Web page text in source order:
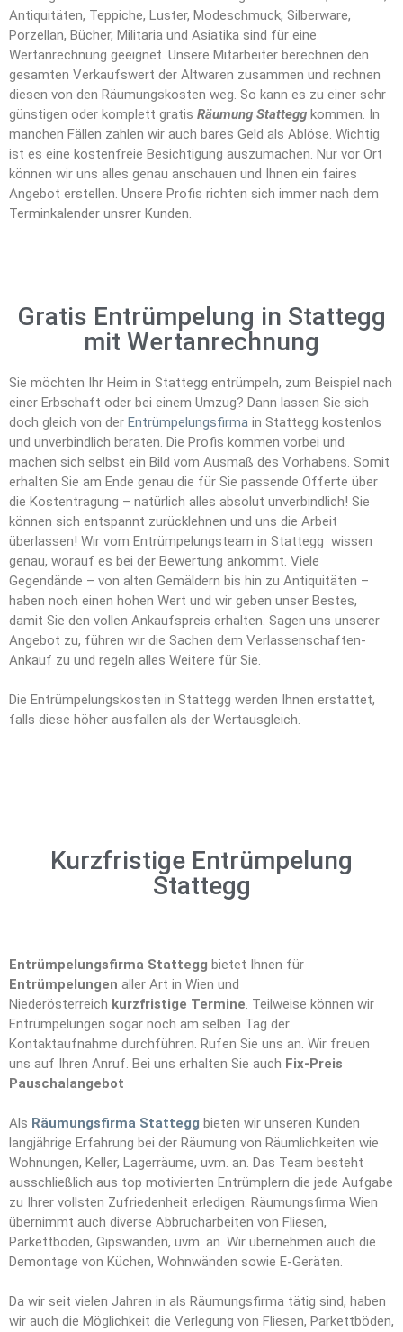
Antiquitäten, Teppiche, Luster, Modeschmuck, Silberware,
Porzellan, Bücher, Militaria und Asiatika sind für eine
Wertanrechnung geeignet. Unsere Mitarbeiter berechnen den
gesamten Verkaufswert der Altwaren zusammen und rechnen
diesen von den Räumungskosten weg. So kann es zu einer sehr
günstigen oder komplett gratis Räumung Stattegg kommen. In
manchen Fällen zahlen wir auch bares Geld als Ablöse. Wichtig
ist es eine kostenfreie Besichtigung auszumachen. Nur vor Ort
können wir uns alles genau anschauen und Ihnen ein faires
Angebot erstellen. Unsere Profis richten sich immer nach dem
Terminkalender unsrer Kunden.
Gratis Entrümpelung in Stattegg
mit Wertanrechnung
Sie möchten Ihr Heim in Stattegg entrümpeln, zum Beispiel nach
einer Erbschaft oder bei einem Umzug? Dann lassen Sie sich
doch gleich von der Entrümpelungsfirma in Stattegg kostenlos
und unverbindlich beraten. Die Profis kommen vorbei und
machen sich selbst ein Bild vom Ausmaß des Vorhabens. Somit
erhalten Sie am Ende genau die für Sie passende Offerte über
die Kostentragung – natürlich alles absolut unverbindlich! Sie
können sich entspannt zurücklehnen und uns die Arbeit
überlassen! Wir vom Entrümpelungsteam in Stattegg wissen
genau, worauf es bei der Bewertung ankommt. Viele
Gegendände – von alten Gemäldern bis hin zu Antiquitäten –
haben noch einen hohen Wert und wir geben unser Bestes,
damit Sie den vollen Ankaufspreis erhalten. Sagen uns unserer
Angebot zu, führen wir die Sachen dem Verlassenschaften-
Ankauf zu und regeln alles Weitere für Sie.
Die Entrümpelungskosten in Stattegg werden Ihnen erstattet,
falls diese höher ausfallen als der Wertausgleich.
Kurzfristige Entrümpelung
Stattegg
Entrümpelungsfirma Stattegg bietet Ihnen für
Entrümpelungen aller Art in Wien und
Niederösterreich kurzfristige Termine. Teilweise können wir
Entrümpelungen sogar noch am selben Tag der
Kontaktaufnahme durchführen. Rufen Sie uns an. Wir freuen
uns auf Ihren Anruf. Bei uns erhalten Sie auch Fix-Preis
Pauschalangebot
Als Räumungsfirma Stattegg bieten wir unseren Kunden
langjährige Erfahrung bei der Räumung von Räumlichkeiten wie
Wohnungen, Keller, Lagerräume, uvm. an. Das Team besteht
ausschließlich aus top motivierten Entrümplern die jede Aufgabe
zu Ihrer vollsten Zufriedenheit erledigen. Räumungsfirma Wien
übernimmt auch diverse Abbrucharbeiten von Fliesen,
Parkettböden, Gipswänden, uvm. an. Wir übernehmen auch die
Demontage von Küchen, Wohnwänden sowie E-Geräten.
Da wir seit vielen Jahren in als Räumungsfirma tätig sind, haben
wir auch die Möglichkeit die Verlegung von Fliesen, Parkettböden,